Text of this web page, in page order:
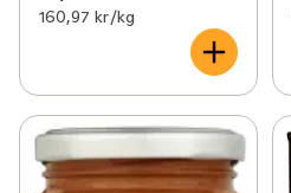
160,97 kr /kg